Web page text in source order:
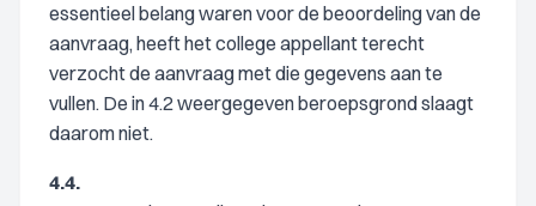
essentieel belang waren voor de beoordeling van de
aanvraag, heeft het college appellant terecht
verzocht de aanvraag met die gegevens aan te
vullen. De in 4.2 weergegeven beroepsgrond slaagt
daarom niet.
4.4.